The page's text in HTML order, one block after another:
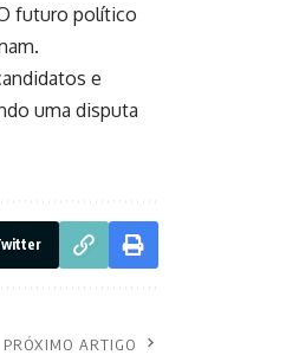
futuro político
e
uma disputa
PRÓXIMO ARTIGO